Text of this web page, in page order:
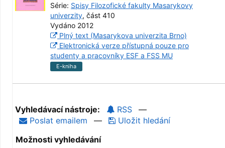
Série: Spisy Filozofické fakulty Masarykovy
univerzity, část 410
Vydáno 2012
Plný text (Masarykova univerzita Brno)
Elektronická verze přístupná pouze pro
studenty a pracovníky ESF a FSS MU
E-kniha
Vyhledávací nástroje: RSS
—
Poslat emailem
—
Uložit hledání
Možnosti vyhledávání